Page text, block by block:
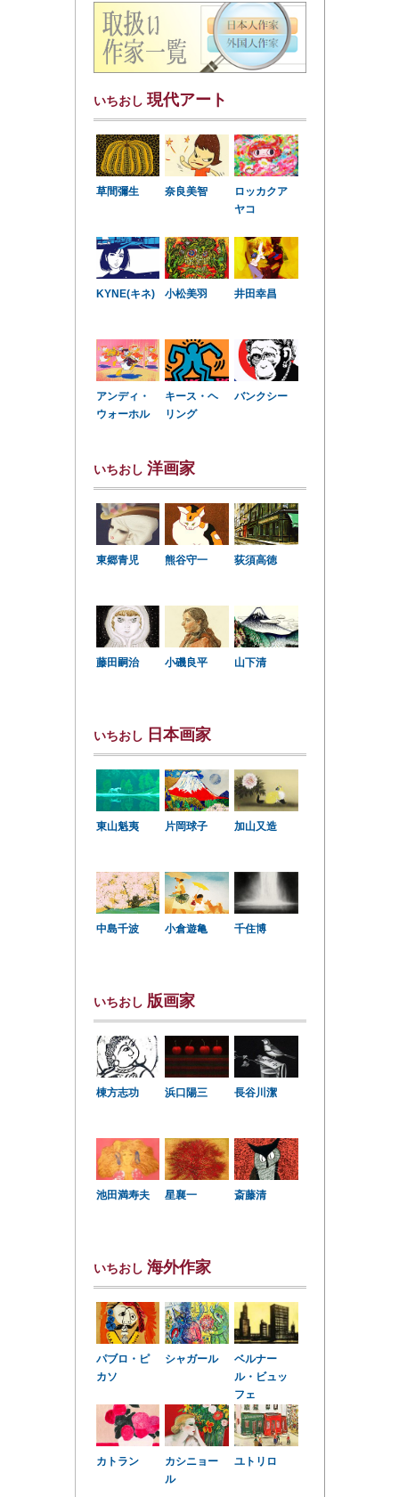
いちおし 現代アート
草間彌生 奈良美智
ロッカクア
ヤコ
KYNE(キネ) 小松美羽 井田幸昌
アンディ・
ウォーホル
キース・ヘ
リング
バンクシー
いちおし 洋画家
東郷青児 熊谷守一 荻須高徳
藤田嗣治 小磯良平 山下清
いちおし 日本画家
東山魁夷 片岡球子 加山又造
中島千波 小倉遊亀 千住博
いちおし 版画家
棟方志功 浜口陽三 長谷川潔
池田満寿夫 星襄一 斎藤清
いちおし 海外作家
パブロ・ピ
カソ
シャガール
ベルナー
ル・ビュッ
フェ
カトラン
カシニョー
ル
ユトリロ